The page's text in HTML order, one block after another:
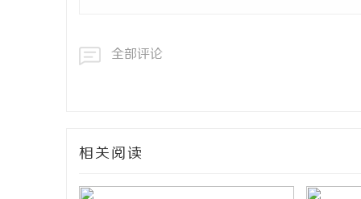
全部评论
相关阅读